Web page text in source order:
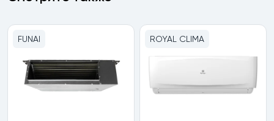
FUNAI ROYAL CLIMA